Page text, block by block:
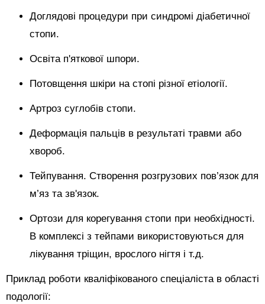
Доглядові процедури при синдромі діабетичної
стопи.
Освіта п'яткової шпори.
Потовщення шкіри на стопі різної етіології.
Артроз суглобів стопи.
Деформація пальців в результаті травми або
хвороб.
Тейпування. Створення розгрузових пов’язок для
м’яз та зв'язок.
Ортози для корегування стопи при необхідності.
В комплексі з тейпами використовуються для
лікування тріщин, врослого нігтя і т.д.
Приклад роботи кваліфікованого спеціаліста в області
подології: